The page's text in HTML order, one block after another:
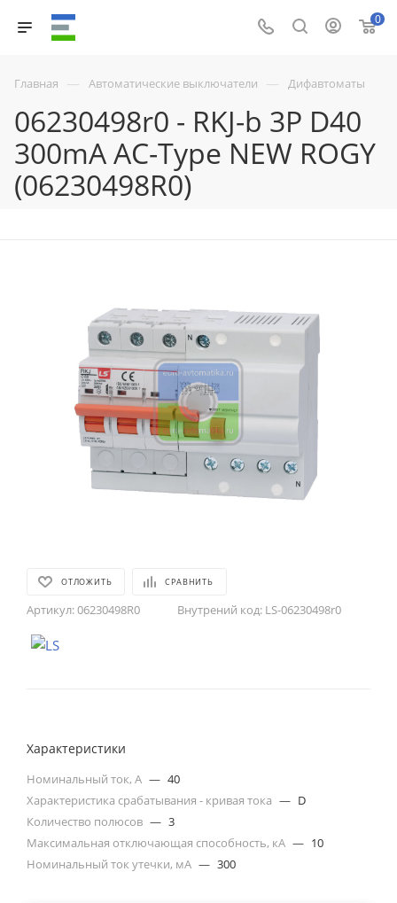
0
Главная — Автоматические выключатели — Дифавтоматы
06230498r0 - RKJ-b 3P D40
300mA AC-Type NEW ROGY
(06230498R0)
ОТЛОЖИТЬ СРАВНИТЬ
Артикул:06230498R0 Внутрений код: LS-06230498r0
Характеристики
Номинальный ток, А — 40
Характеристика срабатывания - кривая тока — D
Количество полюсов — 3
Максимальная отключающая способность, кА — 10
Номинальный ток утечки, мА — 300